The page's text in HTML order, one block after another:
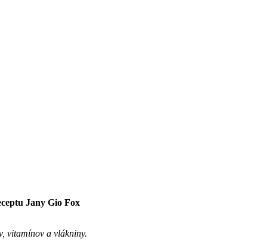
Jany Gio Fox
vitamínov a vlákniny.